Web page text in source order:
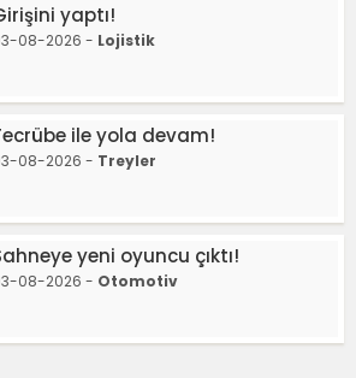
yaptı!
08-2026 - Lojistik
ile yola devam!
08-2026 - Treyler
yeni oyuncu çıktı!
08-2026 - Otomotiv